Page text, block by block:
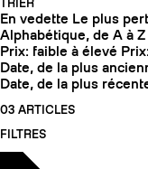
TRIER
En vedette Le plus
Alphabétique, de A à Z
Prix: faible à élevé
Date, de la plus
Date, de la plus
03 ARTICLES
FILTRES